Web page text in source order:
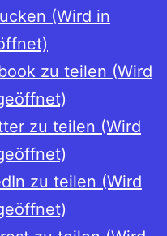
Münzstätten
und
königliche
Münzpolitik
in
der
Stauferzeit
(Wird in
zu teilen (Wird
zu teilen (Wird
zu teilen (Wird